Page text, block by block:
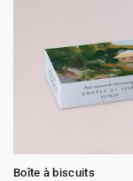
Boîte à biscuits